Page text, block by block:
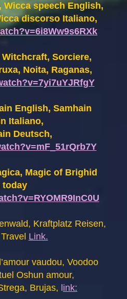
speech English,
discorso Italiano,
Sorciere,
Noita, Raganas,
English, Samhain
Italiano,
Deutsch,
Magic of Brighid
today
Kraftplatz Reisen,
Link.
vaudou, Voodoo
Oshun amour,
Brujas, ink: